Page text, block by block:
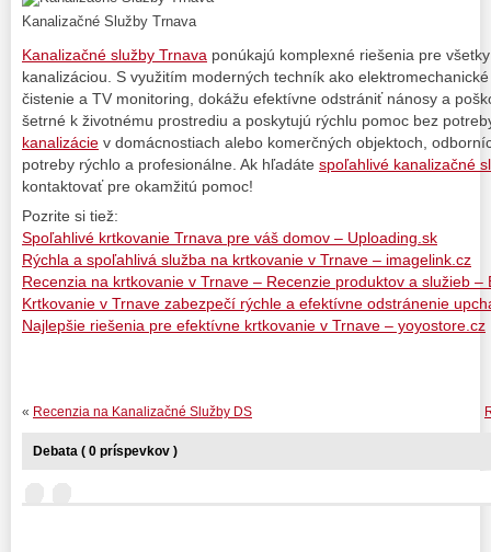
Kanalizačné Služby Trnava
Kanalizačné služby Trnava ponúkajú komplexné riešenia pre
kanalizáciou. S využitím moderných techník ako
čistenie a TV monitoring, dokážu efektívne odstrániť nánosy a
šetrné k životnému prostrediu a poskytujú rýchlu pomoc bez
kanalizácie v domácnostiach alebo komerčných objektoch,
potreby rýchlo a profesionálne. Ak hľadáte spoľahlivé kanalizačné
kontaktovať pre okamžitú pomoc!
Pozrite si tiež:
Spoľahlivé krtkovanie Trnava pre váš domov – Uploading.sk
Rýchla a spoľahlivá služba na krtkovanie v Trnave – imagelink.cz
Recenzia na krtkovanie v Trnave – Recenzie produktov a služieb –
Krtkovanie v Trnave zabezpečí rýchle a efektívne odstránenie
Najlepšie riešenia pre efektívne krtkovanie v Trnave – yoyostore.cz
« Recenzia na Kanalizačné Služby DS
Debata ( 0 príspevkov )